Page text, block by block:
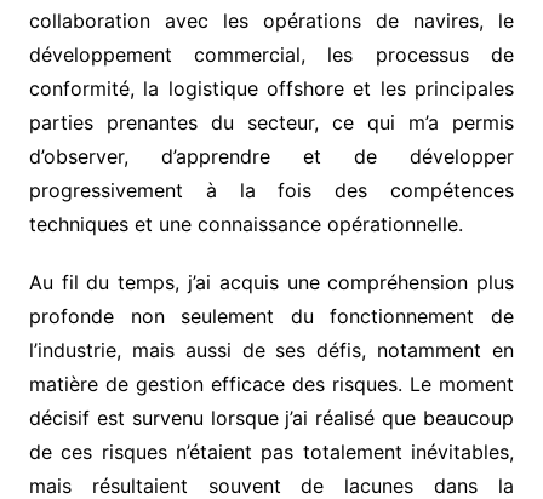
collaboration avec les opérations de navires, le
développement commercial, les processus de
conformité, la logistique offshore et les principales
parties prenantes du secteur, ce qui m’a permis
d’observer, d’apprendre et de développer
progressivement à la fois des compétences
techniques et une connaissance opérationnelle.
Au fil du temps, j’ai acquis une compréhension plus
profonde non seulement du fonctionnement de
l’industrie, mais aussi de ses défis, notamment en
matière de gestion efficace des risques. Le moment
décisif est survenu lorsque j’ai réalisé que beaucoup
de ces risques n’étaient pas totalement inévitables,
mais résultaient souvent de lacunes dans la